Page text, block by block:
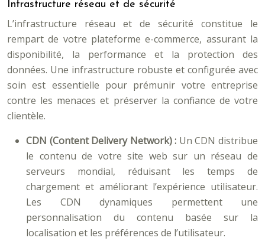
Infrastructure réseau et de sécurité
L’infrastructure réseau et de sécurité constitue le
rempart de votre plateforme e-commerce, assurant la
disponibilité, la performance et la protection des
données. Une infrastructure robuste et configurée avec
soin est essentielle pour prémunir votre entreprise
contre les menaces et préserver la confiance de votre
clientèle.
CDN (Content Delivery Network) : Un CDN distribue
le contenu de votre site web sur un réseau de
serveurs mondial, réduisant les temps de
chargement et améliorant l’expérience utilisateur.
Les CDN dynamiques permettent une
personnalisation du contenu basée sur la
localisation et les préférences de l’utilisateur.